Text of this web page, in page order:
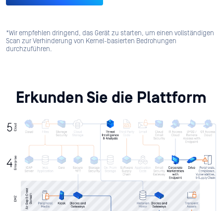
*Wir empfehlen dringend, das Gerät zu starten, um einen vollständigen
Scan zur Verhinderung von Kernel-basierten Bedrohungen
durchzuführen.
Erkunden Sie die Plattform